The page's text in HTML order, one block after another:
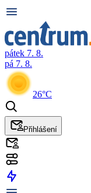
pátek 7. 8.
pá 7. 8.
26°C
Přihlášení